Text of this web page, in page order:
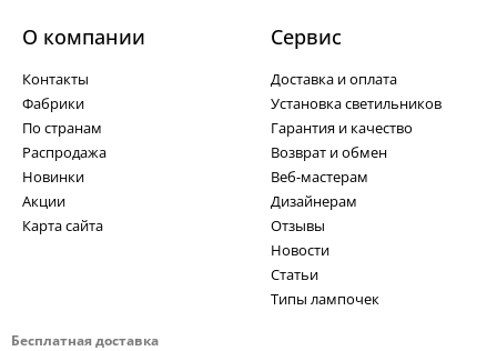
Бесплатная доставка
О компании
Контакты
Фабрики
По странам
Распродажа
Новинки
Акции
Карта сайта
Cервис
Доставка и оплата
Установка светильников
Гарантия и качество
Возврат и обмен
Веб-мастерам
Дизайнерам
Отзывы
Новости
Статьи
Типы лампочек